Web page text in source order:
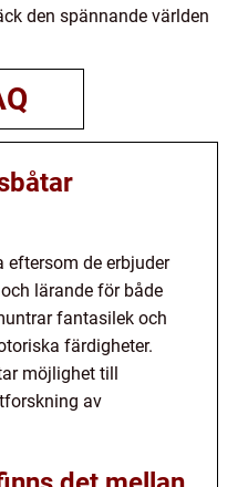
den spännande världen
eftersom de erbjuder
lärande för både
fantasilek och
färdigheter.
möjlighet till
av